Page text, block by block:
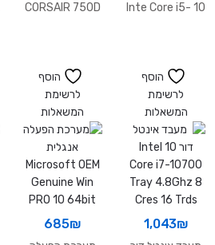
10 Inte Core i5-
CORSAIR 750D
הוסף
לרשימת
המשאלות
1,043₪
הוסף
לרשימת
המשאלות
685₪